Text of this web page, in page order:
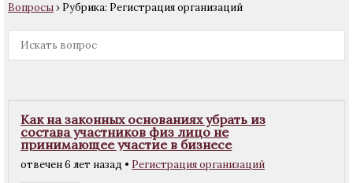
Вопросы› Рубрика: Регистрация организаций
Как на законных основаниях убрать из
состава участников физ лицо не
принимающее участие в бизнесе
отвечен 6 лет назад • Регистрация организаций